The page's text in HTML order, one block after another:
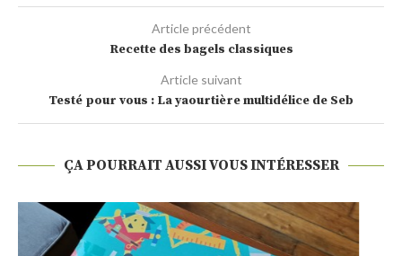
Article précédent
Recette des bagels classiques
Article suivant
Testé pour vous : La yaourtière multidélice de Seb
ÇA POURRAIT AUSSI VOUS INTÉRESSER